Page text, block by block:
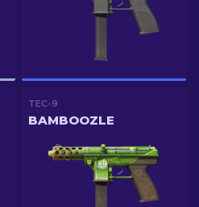
TEC-9
BAMBOOZLE